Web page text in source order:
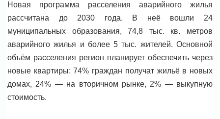
Новая программа расселения аварийного жилья
рассчитана до 2030 года. В неё вошли 24
муниципальных образования, 74,8 тыс. кв. метров
аварийного жилья и более 5 тыс. жителей. Основной
объём расселения регион планирует обеспечить через
новые квартиры: 74% граждан получат жильё в новых
домах, 24% — на вторичном рынке, 2% — выкупную
стоимость.